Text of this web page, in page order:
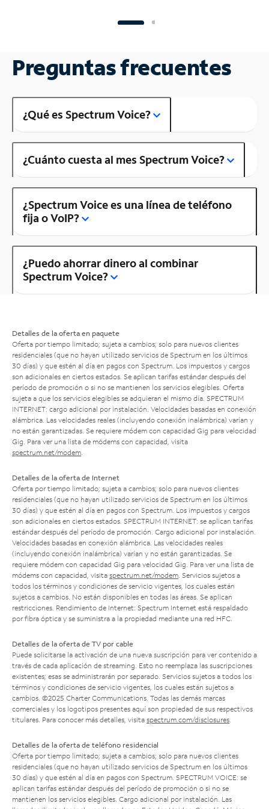
Preguntas frecuentes
¿Qué es Spectrum Voice?
¿Cuánto cuesta al mes Spectrum Voice?
¿Spectrum Voice es una línea de teléfono
fija o VoIP?
¿Puedo ahorrar dinero al combinar
Spectrum Voice?
Detalles de la oferta en paquete
Oferta por tiempo limitado; sujeta a cambios; solo para nuevos clientes
residenciales (que no hayan utilizado servicios de Spectrum en los últimos
30 días) y que estén al día en pagos con Spectrum. Los impuestos y cargos
son adicionales en ciertos estados. Se aplican tarifas estándar después del
período de promoción o si no se mantienen los servicios elegibles. Oferta
sujeta a que los servicios elegibles se adquieran el mismo día. SPECTRUM
INTERNET: cargo adicional por instalación. Velocidades basadas en conexión
alámbrica. Las velocidades reales (incluyendo conexión inalámbrica) varían y
no están garantizadas. Se requiere módem con capacidad Gig para velocidad
Gig. Para ver una lista de módems con capacidad, visita
spectrum.net/modem
Detalles de la oferta de Internet
Oferta por tiempo limitado; sujeta a cambios; solo para nuevos clientes
residenciales (que no hayan utilizado servicios de Spectrum en los últimos
30 días) y que estén al día en pagos con Spectrum. Los impuestos y cargos
son adicionales en ciertos estados. SPECTRUM INTERNET: se aplican tarifas
estándar después del período de promoción. Cargo adicional por instalación.
Velocidades basadas en conexión alámbrica. Las velocidades reales
(incluyendo conexión inalámbrica) varían y no están garantizadas. Se
requiere módem con capacidad Gig para velocidad Gig. Para ver una lista de
módems con capacidad, visita spectrum.net/modem . Servicios sujetos a
todos los términos y condiciones de servicio vigentes, los cuales están
sujetos a cambios. No están disponibles en todas las áreas. Se aplican
restricciones. Rendimiento de Internet: Spectrum Internet está respaldado
por fibra óptica y se suministra a la propiedad mediante una red HFC.
Detalles de la oferta de TV por cable
Puede solicitarse la activación de una nueva suscripción para ver contenido a
través de cada aplicación de streaming. Esto no reemplaza las suscripciones
existentes; esas se administrarán por separado. Servicios sujetos a todos los
términos y condiciones de servicio vigentes, los cuales están sujetos a
cambios. ©2025 Charter Communications. Todas las demás marcas
comerciales y los logotipos presentes aquí son propiedad de sus respectivos
titulares. Para conocer más detalles, visita spectrum.com/disclosures
Detalles de la oferta de teléfono residencial
Oferta por tiempo limitado; sujeta a cambios; solo para nuevos clientes
residenciales (que no hayan utilizado servicios de Spectrum en los últimos
30 días) y que estén al día en pagos con Spectrum. SPECTRUM VOICE: se
aplican tarifas estándar después del período de promoción o si no se
mantienen los servicios elegibles. Cargo adicional por instalación. Las